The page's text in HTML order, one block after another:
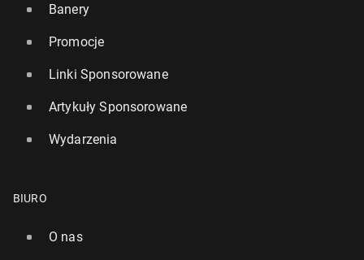
Banery
Promocje
Linki Sponsorowane
Artykuły Sponsorowane
Wydarzenia
BIURO
O nas